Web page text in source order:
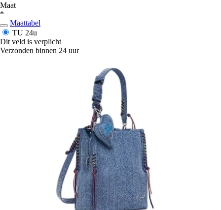
Maat
*
Maattabel
TU 24u
Dit veld is verplicht
Verzonden binnen 24 uur